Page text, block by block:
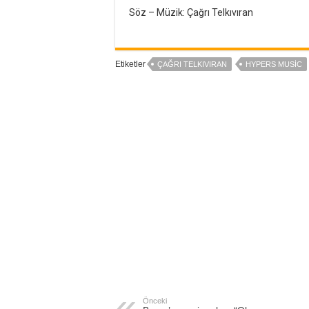
Söz – Müzik: Çağrı Telkıvıran
Etiketler ÇAĞRI TELKIVIRAN HYPERS MUSIC
Önceki